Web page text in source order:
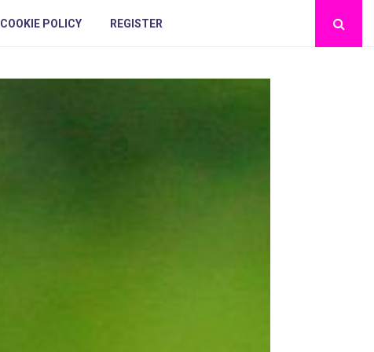
COOKIE POLICY REGISTER